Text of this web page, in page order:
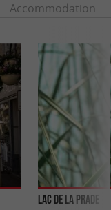
Accommodation
Lac de la Prade